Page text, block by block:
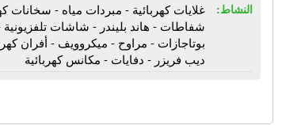
النشاط:
غلايات كهربائية - مبردات مياه - سخانات
شفاطات - هاند بليندر - شاشات
بوتاجازات - مراوح - ميكروويف - أفران
ديب فريزر - دفايات - مكانس كهربائية